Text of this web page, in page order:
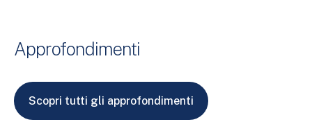
Approfondimenti
Scopri tutti gli approfondimenti